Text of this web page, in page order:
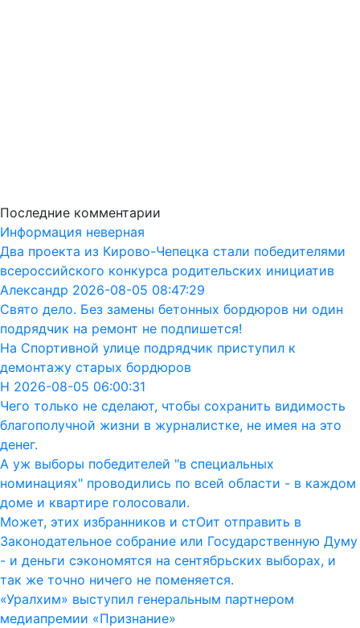
Последние комментарии
Информация неверная
Два проекта из Кирово-Чепецка стали победителями
всероссийского конкурса родительских инициатив
Александр 2026-08-05 08:47:29
Свято дело. Без замены бетонных бордюров ни один
подрядчик на ремонт не подпишется!
На Спортивной улице подрядчик приступил к
демонтажу старых бордюров
Н 2026-08-05 06:00:31
Чего только не сделают, чтобы сохранить видимость
благополучной жизни в журналистке, не имея на это
денег.
А уж выборы победителей "в специальных
номинациях" проводились по всей области - в каждом
доме и квартире голосовали.
Может, этих избранников и стОит отправить в
Законодательное собрание или Государственную Думу
- и деньги сэкономятся на сентябрьских выборах, и
так же точно ничего не поменяется.
«Уралхим» выступил генеральным партнером
медиапремии «Признание»